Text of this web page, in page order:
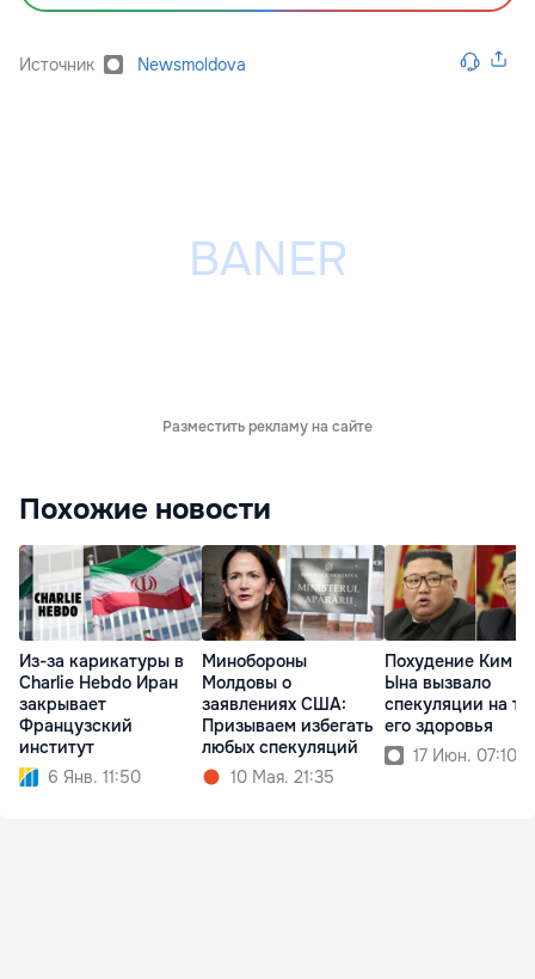
Источник Newsmoldova
Разместить рекламу на сайте
Похожие новости
Из-за карикатуры в
Charlie Hebdo Иран
закрывает
Французский
институт
6 Янв. 11:50
Минобороны
Молдовы о
заявлениях США:
Призываем избегать
любых спекуляций
10 Мая. 21:35
Похудение Ким
Ына вызвало
спекуляции на
его здоровья
17 Июн. 07:10